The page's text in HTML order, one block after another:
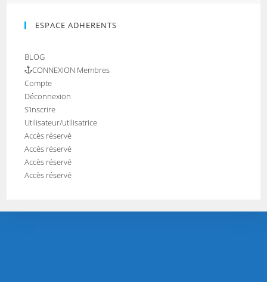
ESPACE ADHERENTS
BLOG
CONNEXION Membres
Compte
Déconnexion
S’inscrire
Utilisateur/utilisatrice
Accès réservé
Accès réservé
Accès réservé
Accès réservé